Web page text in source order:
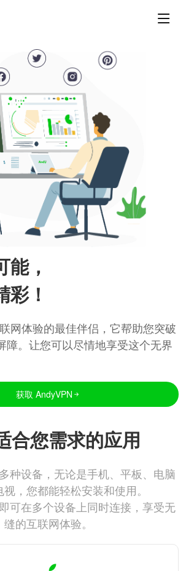
，
！
网体验的最佳伴侣，它帮助您突破
障。让您可以尽情地享受这个无界
获取 AndyVPN
合您需求的应用
种设备，无论是手机、平板、电脑
，您都能轻松安装和使用。
可在多个设备上同时连接，享受无
缝的互联网体验。